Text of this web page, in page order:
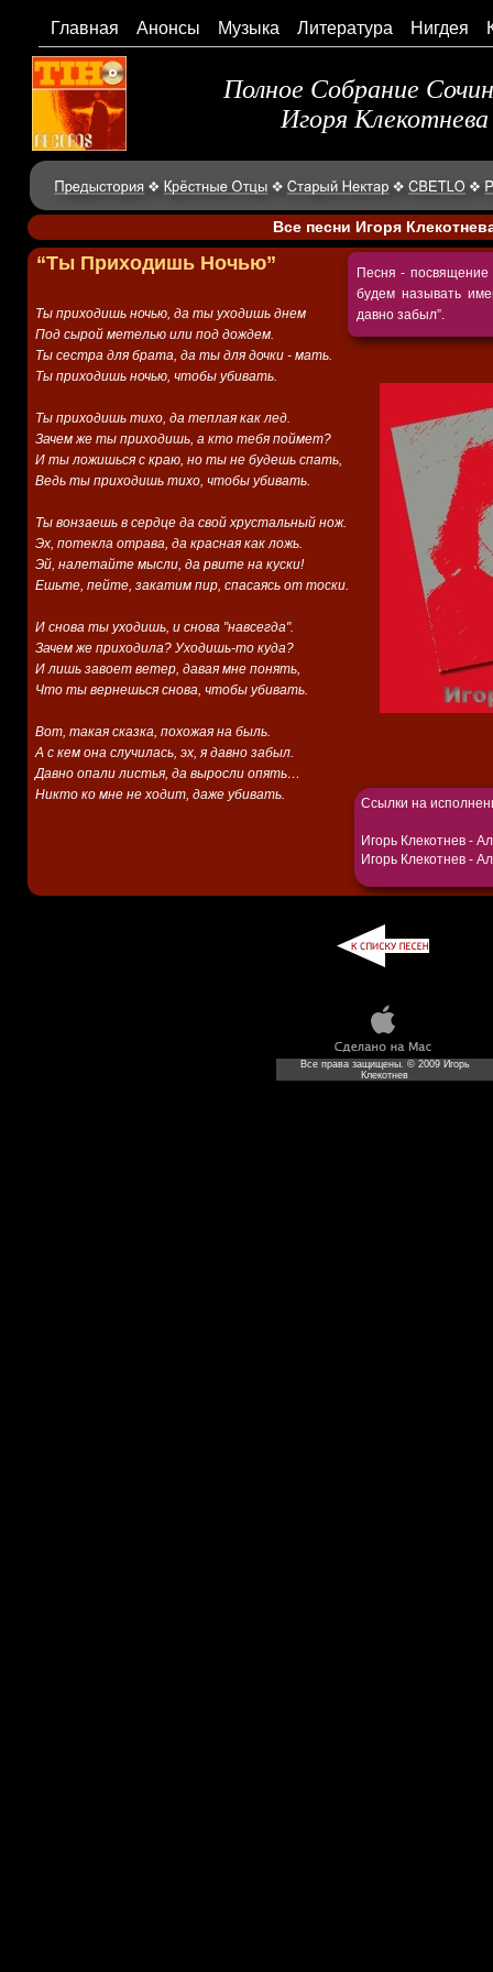
Главная Анонсы Музыка Литература Нигдея
Полное Собрание
Игоря Клекотнева
Все песни Игоря
Песня -
будем называть
давно забыл”.
Ты приходишь ночью, да ты уходишь днем
Под сырой метелью или под дождем.
Ты сестра для брата, да ты для дочки - мать.
Ты приходишь ночью, чтобы убивать.
Ты приходишь тихо, да теплая как лед.
Зачем же ты приходишь, а кто тебя поймет?
И ты ложишься с краю, но ты не будешь спать,
Ведь ты приходишь тихо, чтобы убивать.
Ты вонзаешь в сердце да свой хрустальный нож.
Эх, потекла отрава, да красная как ложь.
Эй, налетайте мысли, да рвите на куски!
Ешьте, пейте, закатим пир, спасаясь от тоски.
И снова ты уходишь, и снова "навсегда".
Зачем же приходила? Уходишь-то куда?
И лишь завоет ветер, давая мне понять,
Что ты вернешься снова, чтобы убивать.
Вот, такая сказка, похожая на быль.
А с кем она случилась, эх, я давно забыл.
Давно опали листья, да выросли опять…
Никто ко мне не ходит, даже убивать.
“Ты Приходишь Ночью”
Ссылки на
Игорь Клекотнев -
Игорь Клекотнев -
Все права защищены. © 2009 Игорь
Клекотнев